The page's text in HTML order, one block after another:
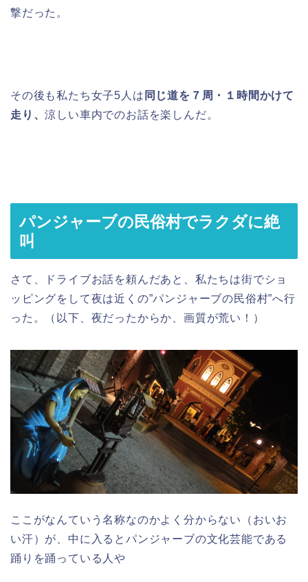
撃だった。
その後も私たち女子5人は 同じ道を７周・１時間かけて
走り、涼しい車内でのお話を楽しんだ。
パンジャーブの民俗村でラクダに絶
叫
さて、ドライブお話を頼んだあと、私たちは街でショ
ッピングをして夜は近くの”パンジャーブの民俗村”へ行
った。（以下、夜だったからか、画質が荒い！）
ここがなんていう名称なのかよく分からない（おいお
い汗）が、中に入るとパンジャーブの文化芸能である
踊りを踊っている人や